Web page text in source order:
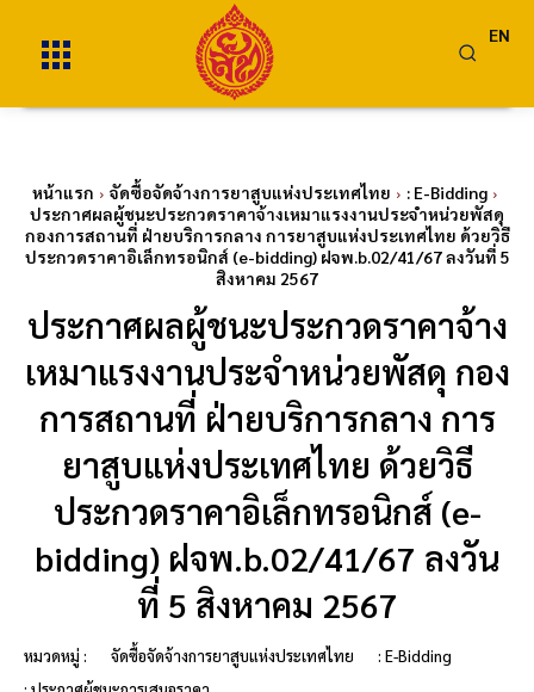
EN
หน้าแรก จัดซื้อจัดจ้างการยาสูบแห่งประเทศไทย
: E-Bidding
ประกาศผลผู้ชนะประกวดราคาจ้างเหมาแรงงานประจำหน่วยพัสดุ
กองการสถานที่ ฝ่ายบริการกลาง การยาสูบแห่งประเทศไทย ด้วยวิธี
ประกวดราคาอิเล็กทรอนิกส์ (e-bidding) ฝจพ.b.02/41/67 ลงวันที่ 5
สิงหาคม 2567
ประกาศผลผู้ชนะประกวดราคาจ้าง
เหมาแรงงานประจำหน่วยพัสดุ กอง
การสถานที่ ฝ่ายบริการกลาง การ
ยาสูบแห่งประเทศไทย ด้วยวิธี
ประกวดราคาอิเล็กทรอนิกส์ (e-
bidding) ฝจพ.b.02/41/67 ลงวัน
ที่ 5 สิงหาคม 2567
หมวดหมู่ : จัดซื้อจัดจ้างการยาสูบแห่งประเทศไทย
: E-Bidding